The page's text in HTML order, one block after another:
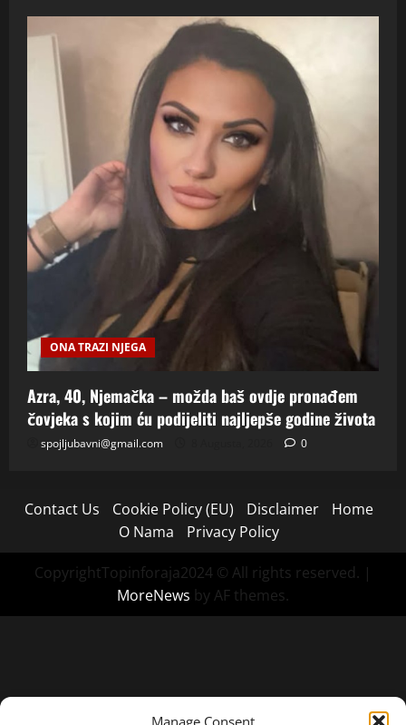
Manage Consent
ONA TRAZI NJEGA
Azra, 40, Njemačka – možda baš ovdje pronađem
čovjeka s kojim ću podijeliti najljepše godine života
spojljubavni@gmail.com 0
Contact Us Cookie Policy (EU) Disclaimer
Home
O Nama
Privacy Policy
CopyrightTopinforaja2024 © All rights reserved. |
MoreNews by AF themes.